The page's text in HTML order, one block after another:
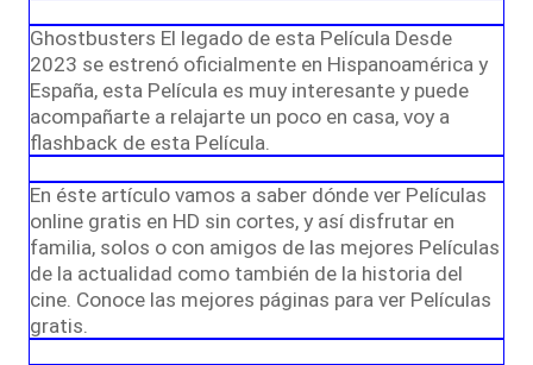
Ghostbusters El legado de esta Película Desde
2023 se estrenó oficialmente en Hispanoamérica y
España, esta Película es muy interesante y puede
acompañarte a relajarte un poco en casa, voy a
flashback de esta Película.
En éste artículo vamos a saber dónde ver Películas
online gratis en HD sin cortes, y así disfrutar en
familia, solos o con amigos de las mejores Películas
de la actualidad como también de la historia del
cine. Conoce las mejores páginas para ver Películas
gratis.